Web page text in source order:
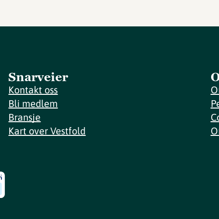
Snarveier
Kontakt oss
Bli medlem
Bransje
Kart over Vestfold